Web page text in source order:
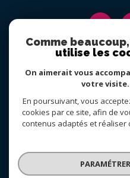
© 2026 | Tous droits réservés
Comme
utilise les
On aimerait vous
votre visite.
En poursuivant, vous
cookies par ce site, afin de
contenus adaptés et réaliser
PARAMÉTRER